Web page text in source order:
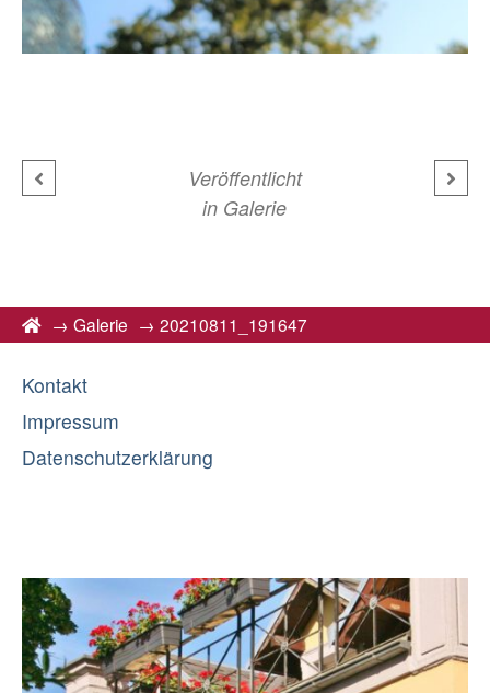
Veröffentlicht
in Galerie
→ Galerie → 20210811_191647
Kontakt
Impressum
Datenschutzerklärung